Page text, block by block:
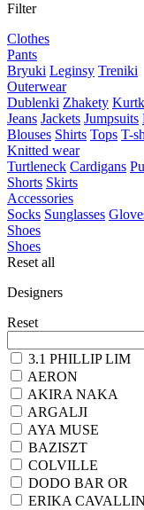
Filter
Clothes
Pants
Bryuki Leginsy Treniki
Outerwear
Dublenki Zhakety
Jeans Jackets Jumpsuits
Blouses Shirts Tops T-
Knitted wear
Turtleneck Cardigans
Shorts Skirts
Accessories
Socks Sunglasses
Shoes
Shoes
Reset all
Designers
Reset
3.1 PHILLIP LIM
AERON
AKIRA NAKA
ARGALJI
AYA MUSE
BAZISZT
COLVILLE
DODO BAR OR
ERIKA